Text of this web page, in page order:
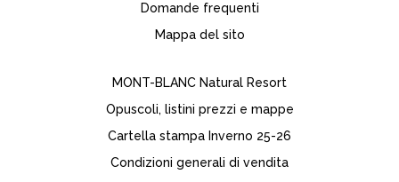
Domande frequenti
Mappa del sito
MONT-BLANC Natural Resort
Opuscoli, listini prezzi e mappe
Cartella stampa Inverno 25-26
Condizioni generali di vendita